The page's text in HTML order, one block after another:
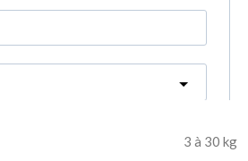
3 à 30 kg